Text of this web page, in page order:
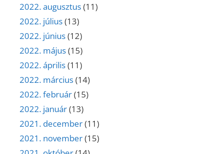
2022. augusztus(11)
2022. július(13)
2022. június(12)
2022. május(15)
2022. április(11)
2022. március(14)
2022. február(15)
2022. január(13)
2021. december(11)
2021. november(15)